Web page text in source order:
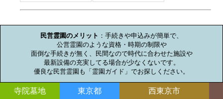
民営霊園のメリット ：手続きや申込みが簡単で、
公営霊園のような資格・時期の制限や
面倒な手続きが無く、民間なので時代に合わせた施設や
最新設備の充実してる場合が少なくないです。
優良な民営霊園も「霊園ガイド」でお探しください。
寺院墓地 東京都 西東京市